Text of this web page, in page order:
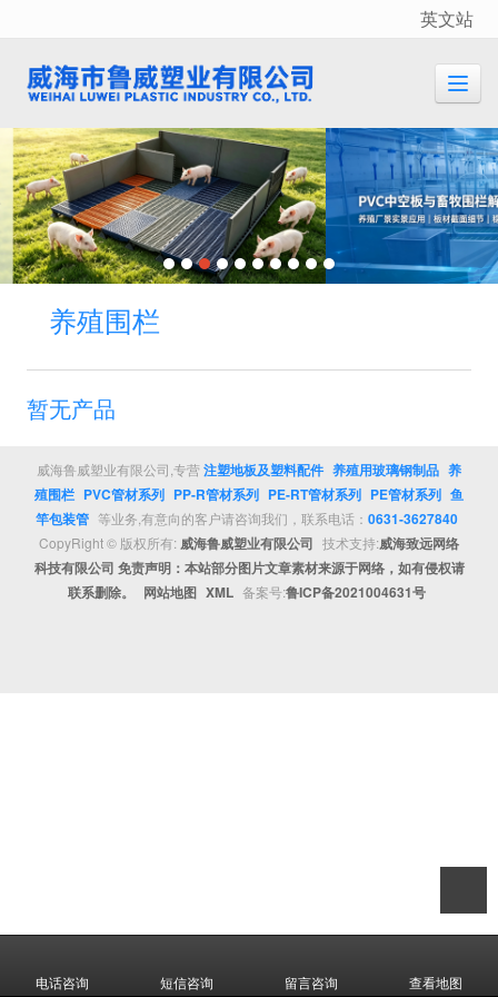
很遗憾，因您的浏览器版本过低导致无法获得最佳浏览体验，推荐下载安装谷歌浏览器！
英文站
养殖围栏
暂无产品
威海鲁威塑业有限公司,专营注塑地板及塑料配件 养殖用玻璃钢制品 养
殖围栏 PVC管材系列 PP-R管材系列 PE-RT管材系列 PE管材系列 鱼
竿包装管 等业务,有意向的客户请咨询我们，联系电话： 0631-3627840
CopyRight © 版权所有: 威海鲁威塑业有限公司 技术支持:威海致远网络
科技有限公司 免责声明：本站部分图片文章素材来源于网络，如有侵权请
联系删除。
网站地图 XML 备案号:鲁ICP备2021004631号
电话咨询 短信咨询 留言咨询 查看地图